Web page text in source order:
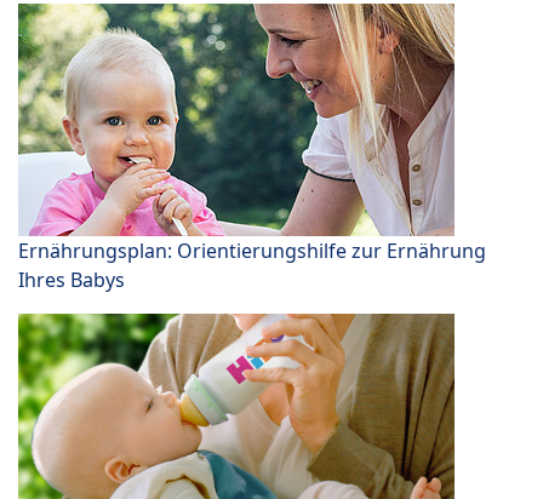
Ernährungsplan: Orientierungshilfe zur Ernährung
Ihres Babys